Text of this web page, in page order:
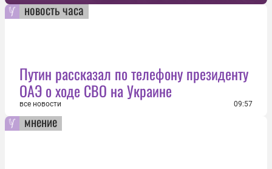
новость часа
Путин рассказал по телефону президенту
ОАЭ о ходе СВО на Украине
все новости 09:57
мнение